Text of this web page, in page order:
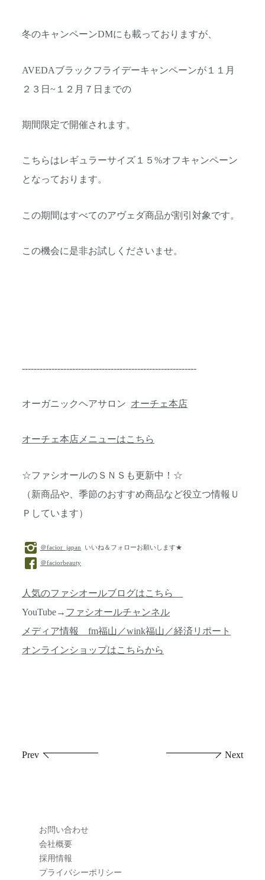
冬のキャンペーンDMにも載っておりますが、
AVEDAブラックフライデーキャンペーンが１１月
２３日~１２月７日までの
期間限定で開催されます。
こちらはレギュラーサイズ１５%オフキャンペーン
となっております。
この期間はすべてのアヴェダ商品が割引対象です。
この機会に是非お試しくださいませ。
-----------------------------------------------------------
オーガニックヘアサロン オーチェ本店
オーチェ本店メニューはこちら
☆ファシオールのＳＮＳも更新中！☆
（新商品や、季節のおすすめ商品など役立つ情報Ｕ
Ｐしています）
＠facior_japan いいね＆フォローお願いします★
＠faciorbeauty
人気のファシオールブログはこちら
YouTube→ ファシオールチャンネル
メディア情報 fm福山／wink福山／経済リポート
オンラインショップはこちらから
Prev Next
お問い合わせ
会社概要
採用情報
プライバシーポリシー